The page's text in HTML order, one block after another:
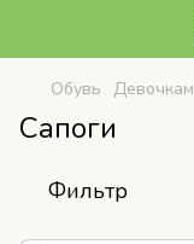
Обувь Девочкам
Сапоги
Фильтр